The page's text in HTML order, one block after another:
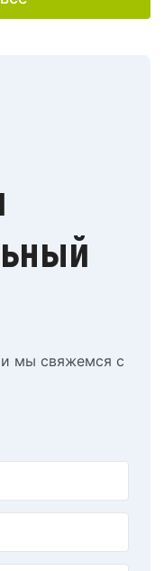
и мы свяжемся с